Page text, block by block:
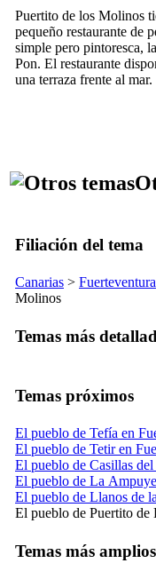
Puertito de los Molinos
pequeño restaurante de
simple pero pintoresca, la
Pon. El restaurante
una terraza frente al mar.
Filiación del tema
Canarias > Fuerteventura
Molinos
Temas más
Temas próximos
El pueblo de Tefía en
El pueblo de Tetir en
El pueblo de Casillas
El pueblo de La
El pueblo de Llanos de
El pueblo de Puertito de
Temas más amplios